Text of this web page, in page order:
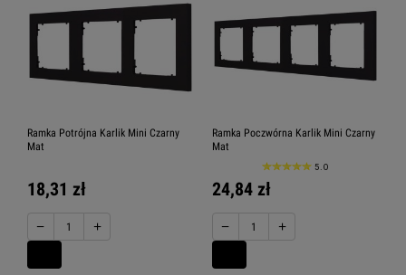
Ramka Potrójna Karlik Mini Czarny
Mat
18,31 zł
− +
Ramka Poczwórna Karlik Mini Czarny
Mat
5.0
24,84 zł
− +